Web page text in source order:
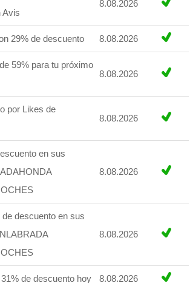
Avis
8.08.2026
29% de descuento 8.08.2026
59% para tu próximo
8.08.2026
por Likes de
8.08.2026
en sus
8.08.2026
descuento en sus
8.08.2026
de descuento hoy 8.08.2026